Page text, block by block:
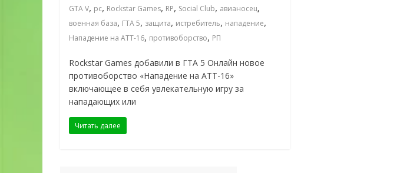
GTA V, pc, Rockstar Games, RP, Social Club, авианосец,
военная база, ГТА 5, защита, истребитель, нападение,
Нападение на ATT-16, противоборство, РП
Rockstar Games добавили в ГТА 5 Онлайн новое
противоборство «Нападение на ATT-16»
включающее в себя увлекательную игру за
нападающих или
Читать далее